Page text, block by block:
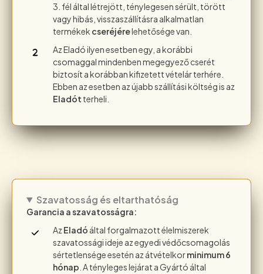
3. fél által létrejött, ténylegesen sérült, törött
vagy hibás, visszaszállításra alkalmatlan
termékek cseréjérelehetősége van.
Az Eladó ilyen esetben egy, a korábbi
csomaggal mindenben megegyező cserét
biztosít a korábban kifizetett vételár terhére.
Ebben az esetben az újabb szállítási költség is az
Eladót terheli.
Szavatosság és eltarthatóság
Garancia a szavatosságra:
Az Eladó által forgalmazott élelmiszerek
szavatossági ideje az egyedi védőcsomagolás
sértetlensége esetén az átvételkorminimum 6
hónap . A tényleges lejárat a Gyártó által